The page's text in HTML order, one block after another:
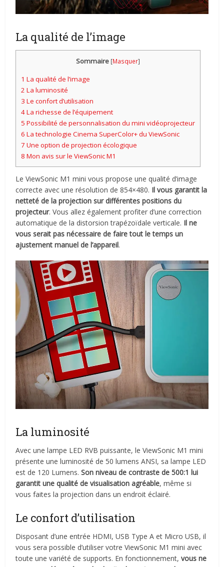
La qualité de l’image
Sommaire [Masquer]
1 La qualité de l’image
2 La luminosité
3 Le confort d’utilisation
4La richesse de l’équipement
5 Possibilité de personnalisation du mini vidéoprojecteur
6 La technologie Cinema SuperColor+ du ViewSonic
7 Une option de projection écologique
8 Mon avis sur le ViewSonic M1
Le ViewSonic M1 mini vous propose une qualité d’image
correcte avec une résolution de 854×480. Il vous garantit la
netteté de la projection sur différentes positions du
projecteur. Vous allez également profiter d’une correction
automatique de la distorsion trapézoïdale verticale. Il ne
vous serait pas nécessaire de faire tout le temps un
ajustement manuel de l’appareil.
La luminosité
Avec une lampe LED RVB puissante, le ViewSonic M1 mini
présente une luminosité de 50 lumens ANSI, sa lampe LED
est de 120 Lumens.Son niveau de contraste de 500:1 lui
garantit une qualité de visualisation agréable, même si
vous faites la projection dans un endroit éclairé.
Le confort d’utilisation
Disposant d’une entrée HDMI, USB Type A et Micro USB, il
vous sera possible d’utiliser votre ViewSonic M1 mini avec
toute une variété de supports. En fonctionnement,vous ne